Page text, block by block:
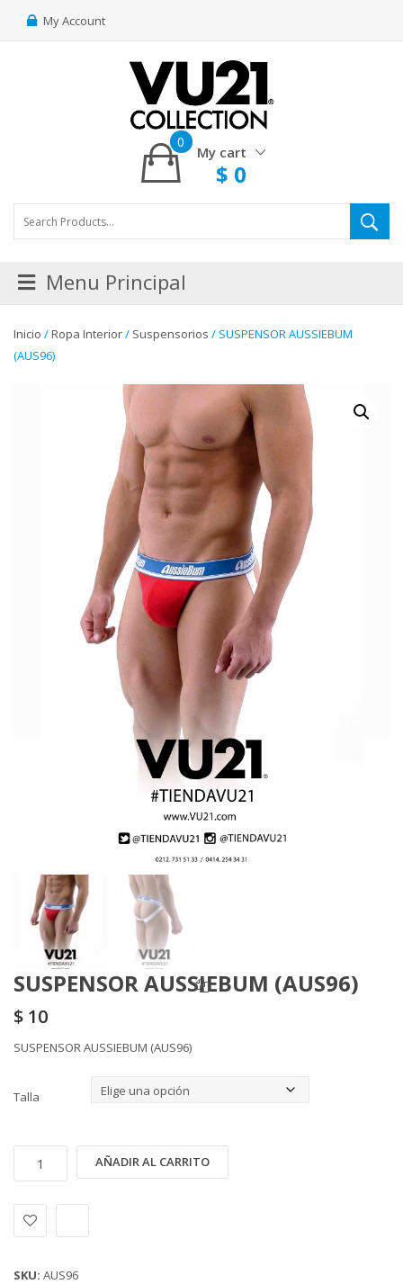
My Account
My cart
0
$ 0
Menu Principal
Inicio /Ropa Interior/ Suspensorios / SUSPENSOR AUSSIEBUM
(AUS96)
SUSPENSOR AUSSIEBUM (AUS96)
$ 10
SUSPENSOR AUSSIEBUM (AUS96)
Talla
AUSSIEBUM
cantidad
AÑADIR AL CARRITO
SKU: AUS96